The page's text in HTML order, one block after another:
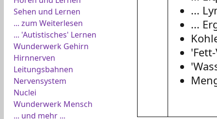
Sehen und Lernen
... zum Weiterlesen
... 'Autistisches' Lernen
Wunderwerk Gehirn
Hirnnerven
Leitungsbahnen
Nervensystem
Nuclei
Wunderwerk Mensch
... und mehr ...
...
...